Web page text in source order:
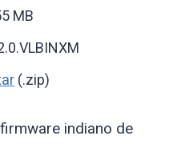
MB
(.zip)
indiano de